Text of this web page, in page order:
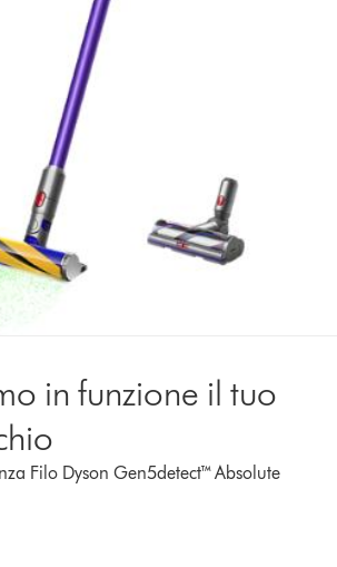
in funzione il tuo
Filo Dyson Gen5detect™ Absolute